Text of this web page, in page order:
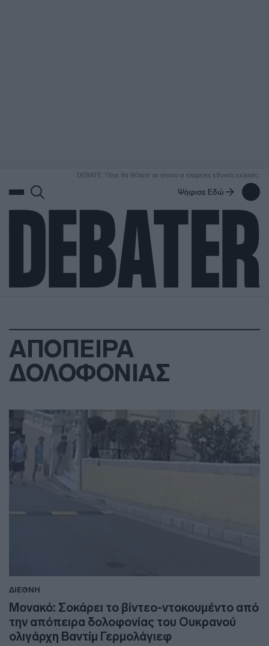
DEBATE: Πότε θα θέλατε να γίνουν οι επόμενες εθνικές εκλογές;
Ψήφισε Εδώ
ΑΠΟΠΕΙΡΑ
ΔΟΛΟΦΟΝΙΑΣ
ΔΙΕΘΝΗ
Μονακό: Σοκάρει το βίντεο-ντοκουμέντο από
την απόπειρα δολοφονίας του Ουκρανού
ολιγάρχη Βαντίμ Γερμολάγιεφ